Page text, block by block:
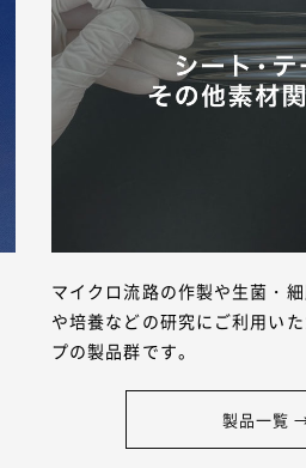
マイクロ流路の作製や生菌・
や培養などの研究にご利用い
プの製品群です。
製品一覧